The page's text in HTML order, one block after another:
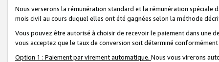
Nous verserons la rémunération standard et la rémunération spéciale
mois civil au cours duquel elles ont été gagnées selon la méthode
Vous pouvez être autorisé à choisir de recevoir le paiement dans une
vous acceptez que le taux de conversion soit déterminé
Option 1 : Paiement par virement automatique. Nous vous virerons